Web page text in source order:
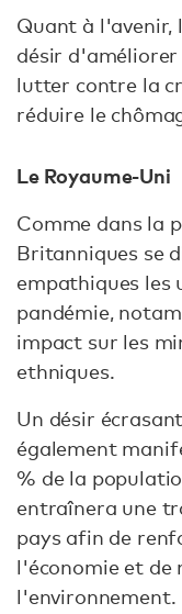
Quant à l'avenir,
désir d'améliorer
lutter contre la
réduire le
Le Royaume-Uni
Comme dans la
Britanniques se
empathiques les
pandémie,
impact sur les
ethniques.
Un désir
également
% de la
entraînera une
pays afin de
l'économie et de
l'environnement.